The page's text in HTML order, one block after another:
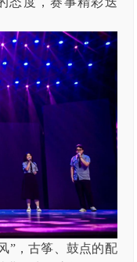
”，古筝、鼓点的配